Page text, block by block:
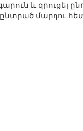
և զրուցել
մարդու